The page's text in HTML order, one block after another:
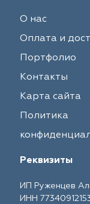
О нас
Оплата и
Портфолио
Контакты
Карта сайта
Политика
Реквизиты
ИП Руженцев
ИНН